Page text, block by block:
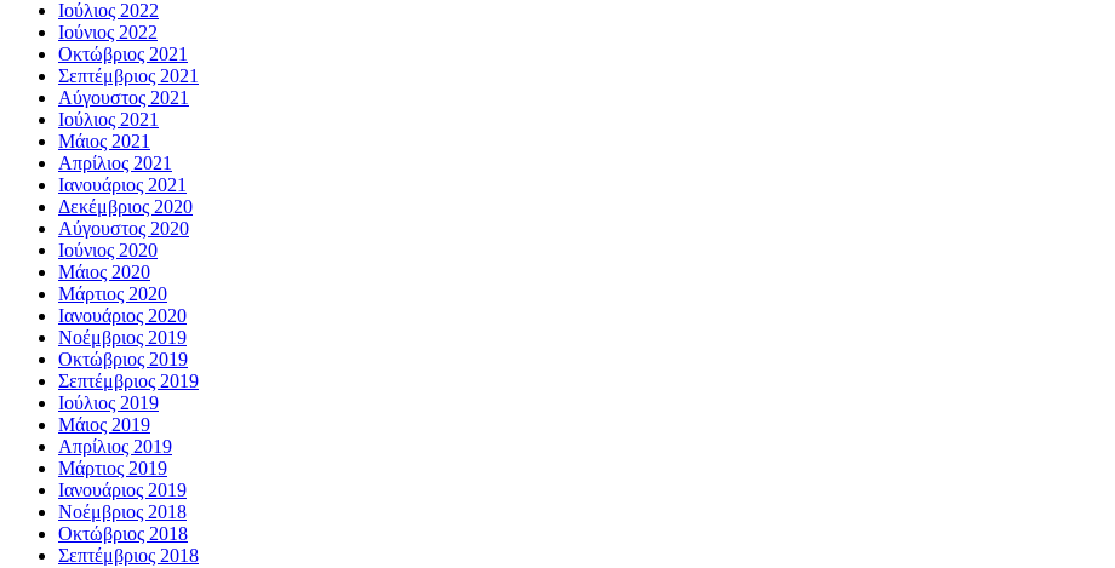
Ιούλιος 2022
Ιούνιος 2022
Οκτώβριος 2021
Σεπτέμβριος 2021
Αύγουστος 2021
Ιούλιος 2021
Μάιος 2021
Απρίλιος 2021
Ιανουάριος 2021
Δεκέμβριος 2020
Αύγουστος 2020
Ιούνιος 2020
Μάιος 2020
Μάρτιος 2020
Ιανουάριος 2020
Νοέμβριος 2019
Οκτώβριος 2019
Σεπτέμβριος 2019
Ιούλιος 2019
Μάιος 2019
Απρίλιος 2019
Μάρτιος 2019
Ιανουάριος 2019
Νοέμβριος 2018
Οκτώβριος 2018
Σεπτέμβριος 2018